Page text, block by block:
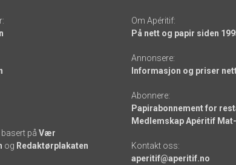
på Vær
og Redaktørplakaten
Om Apéritif:
På nett og papir siden
Annonsere:
Informasjon og priser
Abonnere:
Papirabonnement for
Medlemskap Apéritif
Kontakt oss:
aperitif@aperitif.no